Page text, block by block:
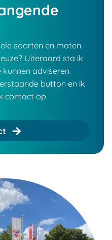
soorten en maten.
Uiteraard sta ik
adviseren.
button en ik
contact op.